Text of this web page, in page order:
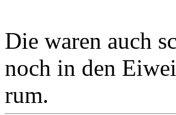
Die waren auch
noch in den
rum.